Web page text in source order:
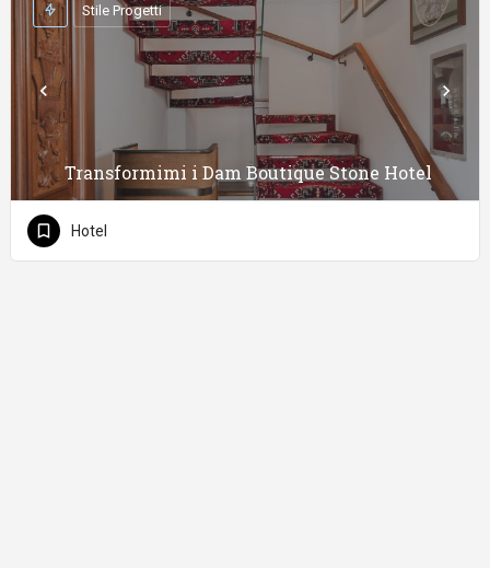
Transformimi i Dam Boutique Stone Hotel
Stile Progetti
Hotel